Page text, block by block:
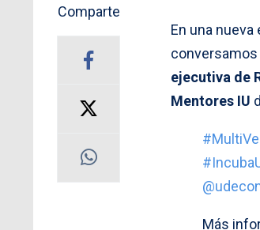
Comparte
En una nueva
conversamos
ejecutiva de
Mentores IU
Más